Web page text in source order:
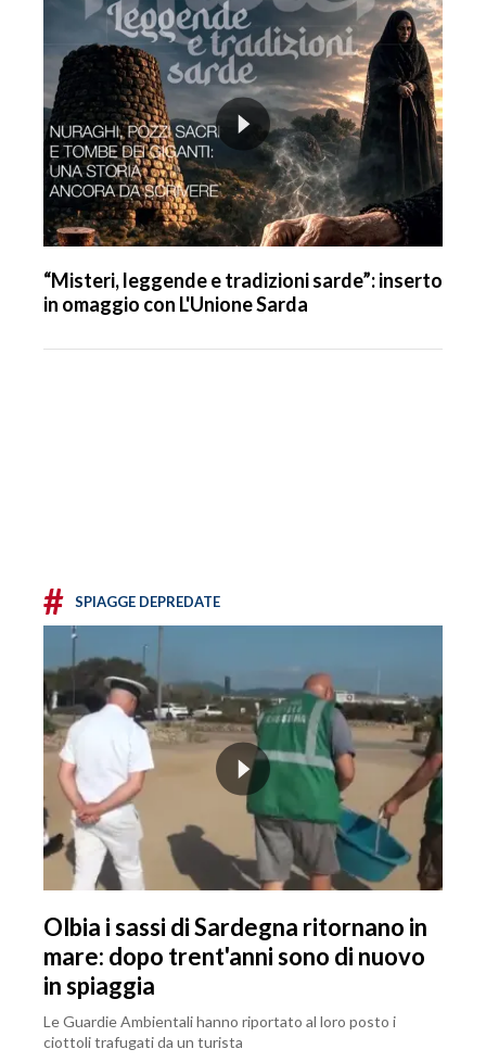
“Misteri, leggende e tradizioni sarde”: inserto
in omaggio con L'Unione Sarda
# SPIAGGE DEPREDATE
Olbia i sassi di Sardegna ritornano in
mare: dopo trent'anni sono di nuovo
in spiaggia
Le Guardie Ambientali hanno riportato al loro posto i
ciottoli trafugati da un turista